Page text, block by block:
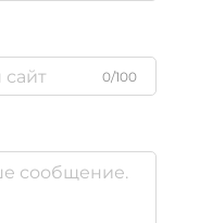
0/100